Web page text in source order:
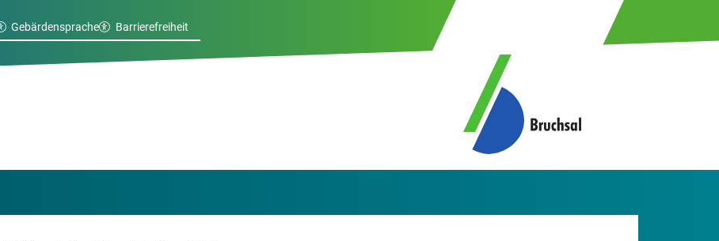
Gebärdensprache Barrierefreiheit